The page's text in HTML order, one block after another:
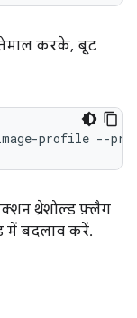
करके, बूट
profile --
थ्रेशोल्ड फ़्लैग
में बदलाव करें.